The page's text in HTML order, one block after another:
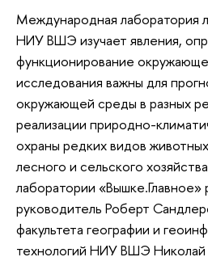
Международная лаборатория
НИУ ВШЭ изучает явления,
функционирование
исследования важны для
окружающей среды в разных
реализации природно-
охраны редких видов
лесного и сельского
лаборатории «Вышке.Главное»
руководитель Роберт
факультета географии и
технологий НИУ ВШЭ Николай